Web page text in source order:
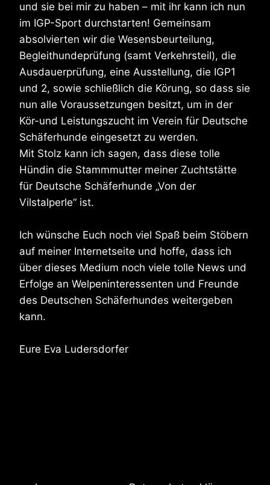
und sie bei mir zu haben – mit ihr kann ich nun
im IGP-Sport durchstarten! Gemeinsam
absolvierten wir die Wesensbeurteilung,
Begleithundeprüfung (samt Verkehrsteil), die
Ausdauerprüfung, eine Ausstellung, die IGP1
und 2, sowie schließlich die Körung, so dass sie
nun alle Voraussetzungen besitzt, um in der
Kör-und Leistungszucht im Verein für Deutsche
Schäferhunde eingesetzt zu werden.
Mit Stolz kann ich sagen, dass diese tolle
Hündin die Stammmutter meiner Zuchtstätte
für Deutsche Schäferhunde „Von der
Vilstalperle“ ist.
Ich wünsche Euch noch viel Spaß beim Stöbern
auf meiner Internetseite und hoffe, dass ich
über dieses Medium noch viele tolle News und
Erfolge an Welpeninteressenten und Freunde
des Deutschen Schäferhundes weitergeben
kann.
Eure Eva Ludersdorfer